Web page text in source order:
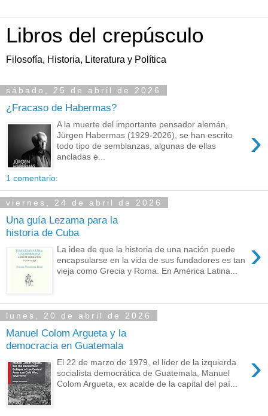
Libros del crepúsculo
Filosofía, Historia, Literatura y Política
sábado, 25 de abril de 2026
¿Fracaso de Habermas?
›
A la muerte del importante pensador alemán,
Jürgen Habermas (1929-2026), se han escrito
todo tipo de semblanzas, algunas de ellas
ancladas e...
1 comentario:
viernes, 24 de abril de 2026
Una guía Lezama para la
historia de Cuba
›
La idea de que la historia de una nación puede
encapsularse en la vida de sus fundadores es tan
vieja como Grecia y Roma. En América Latina...
lunes, 20 de abril de 2026
Manuel Colom Argueta y la
democracia en Guatemala
›
El 22 de marzo de 1979, el líder de la izquierda
socialista democrática de Guatemala, Manuel
Colom Argueta, ex acalde de la capital del paí...